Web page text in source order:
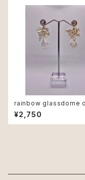
rainbow glassdome
¥2,750